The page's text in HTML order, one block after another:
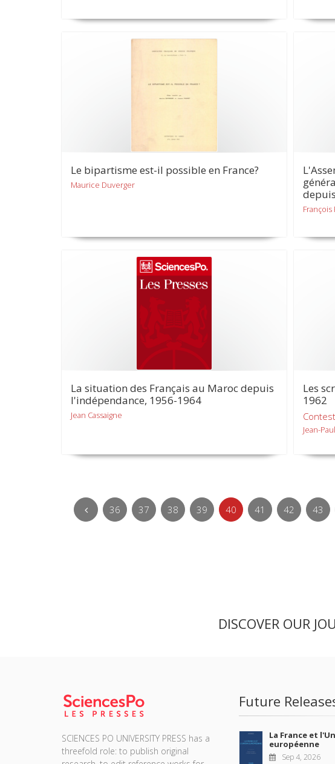
Le bipartisme est-il possible en France?
Maurice Duverger
La situation des Français au Maroc depuis
l'indépendance, 1956-1964
Jean Cassaigne
Les
1962
Jean-
36 37 38 39 40 41 42 43
DISCOVER OUR
SCIENCES PO UNIVERSITY PRESS has a
threefold role: to publish original
Future
La France et
européenne
Sep 4, 2026